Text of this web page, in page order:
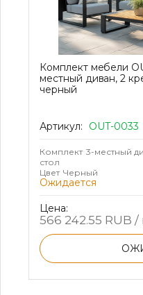
Комплект мебели
местный диван, 2
черный
Артикул: OUT-0033
Комплект 3-местный
стол
Цвет Черный
Ожидается
Цена:
566 242.55 RUB